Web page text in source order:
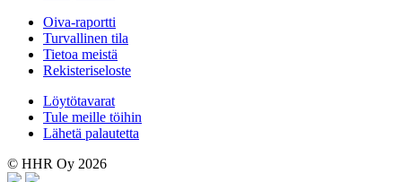
Oiva-raportti
Turvallinen tila
Tietoa meistä
Rekisteriseloste
Löytötavarat
Tule meille töihin
Lähetä palautetta
© HHR Oy 2026